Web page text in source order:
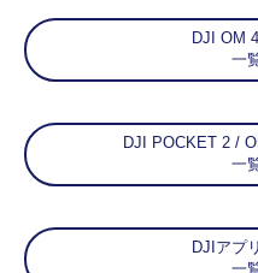
DJI OM
一
DJI POCKET 2 /
一
DJIアプ
一